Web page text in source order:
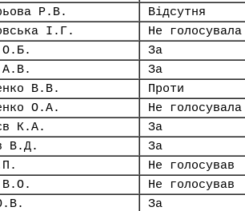
Р.В.
Відсутня
І.Г.
Не голосувала
О.Б.
За
А.В.
За
В.В.
Проти
О.А.
Не голосувала
К.А.
За
В.Д.
За
Не голосував
В.О.
Не голосував
За